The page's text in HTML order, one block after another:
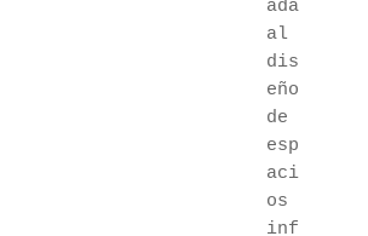
ada
al
dis
eño
de
esp
aci
os
inf